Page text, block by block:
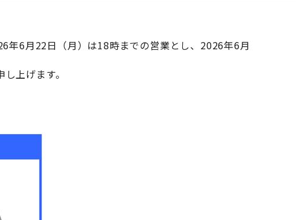
年6月22日（月）は18時までの営業とし、2026年6月
上げます。